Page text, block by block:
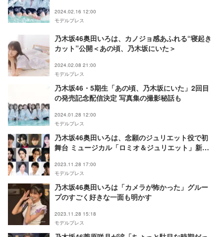
2024.02.16 12:00
モデルプレス
乃木坂46奥田いろは、カノジョ感あふれる“寝起き
カット”公開＜あの頃、乃木坂にいた＞
2024.02.08 21:00
モデルプレス
乃木坂46・5期生「あの頃、乃木坂にいた」2回目
の発売記念配信決定 写真集の撮影秘話も
2024.01.28 12:00
モデルプレス
乃木坂46奥田いろは、念願のジュリエット役で初
舞台 ミュージカル「ロミオ＆ジュリエット」新キ
2023.11.28 17:00
モデルプレス
乃木坂46奥田いろは「カメラが怖かった」グルー
プのすごく好きな一面も明かす
2023.11.28 15:18
モデルプレス